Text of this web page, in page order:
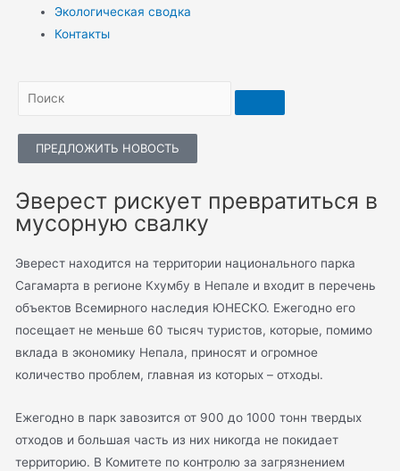
Экологическая сводка
Контакты
ПРЕДЛОЖИТЬ НОВОСТЬ
Эверест рискует превратиться в
мусорную свалку
Эверест находится на территории национального парка
Сагамарта в регионе Кхумбу в Непале и входит в перечень
объектов Всемирного наследия ЮНЕСКО. Ежегодно его
посещает не меньше 60 тысяч туристов, которые, помимо
вклада в экономику Непала, приносят и огромное
количество проблем, главная из которых – отходы.
Ежегодно в парк завозится от 900 до 1000 тонн твердых
отходов и большая часть из них никогда не покидает
территорию. В Комитете по контролю за загрязнением